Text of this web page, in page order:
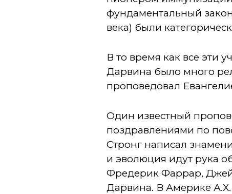
фундаментальный
века) были
В то время как все эти
Дарвина было много
проповедовал
Один известный
поздравлениями по
Стронг написал
и эволюция идут рука
Фредерик Фаррар,
Дарвина. В Америке